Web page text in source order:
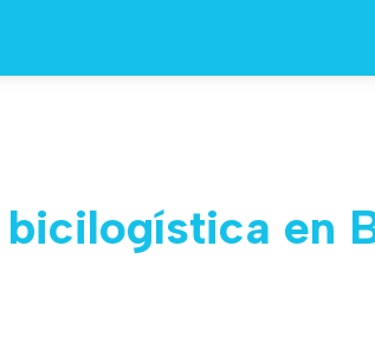
en